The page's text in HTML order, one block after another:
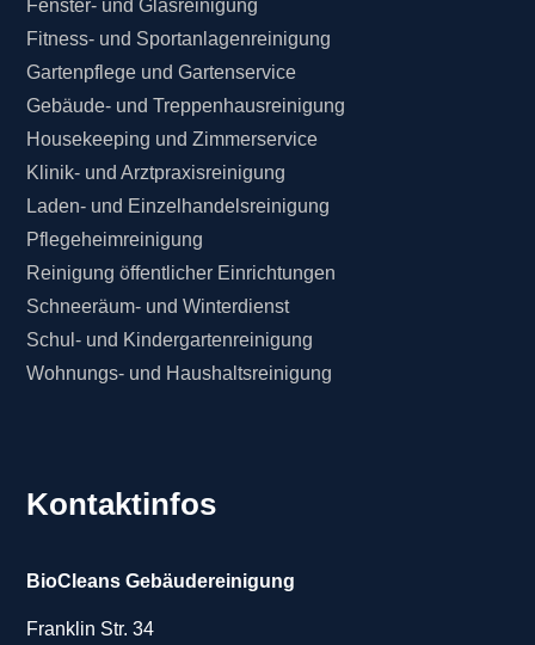
Fenster- und Glasreinigung
Fitness- und Sportanlagenreinigung
Gartenpflege und Gartenservice
Gebäude- und Treppenhausreinigung
Housekeeping und Zimmerservice
Klinik- und Arztpraxisreinigung
Laden- und Einzelhandelsreinigung
Pflegeheimreinigung
Reinigung öffentlicher Einrichtungen
Schneeräum- und Winterdienst
Schul- und Kindergartenreinigung
Wohnungs- und Haushaltsreinigung
Kontaktinfos
BioCleans Gebäudereinigung
Franklin Str. 34